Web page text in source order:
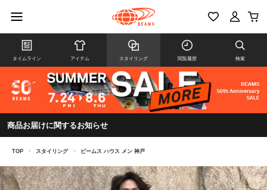
タイムライン アイテム スタイリング 閲覧履歴 検索
商品お届けに関するお知らせ
TOP > スタイリング > ビームス ハウス メン 神戸